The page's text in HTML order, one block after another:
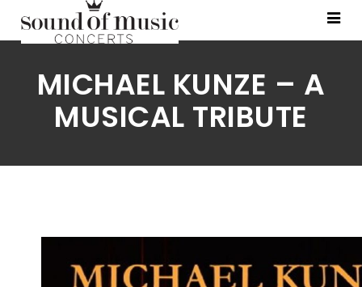
MICHAEL KUNZE – A
MUSICAL TRIBUTE